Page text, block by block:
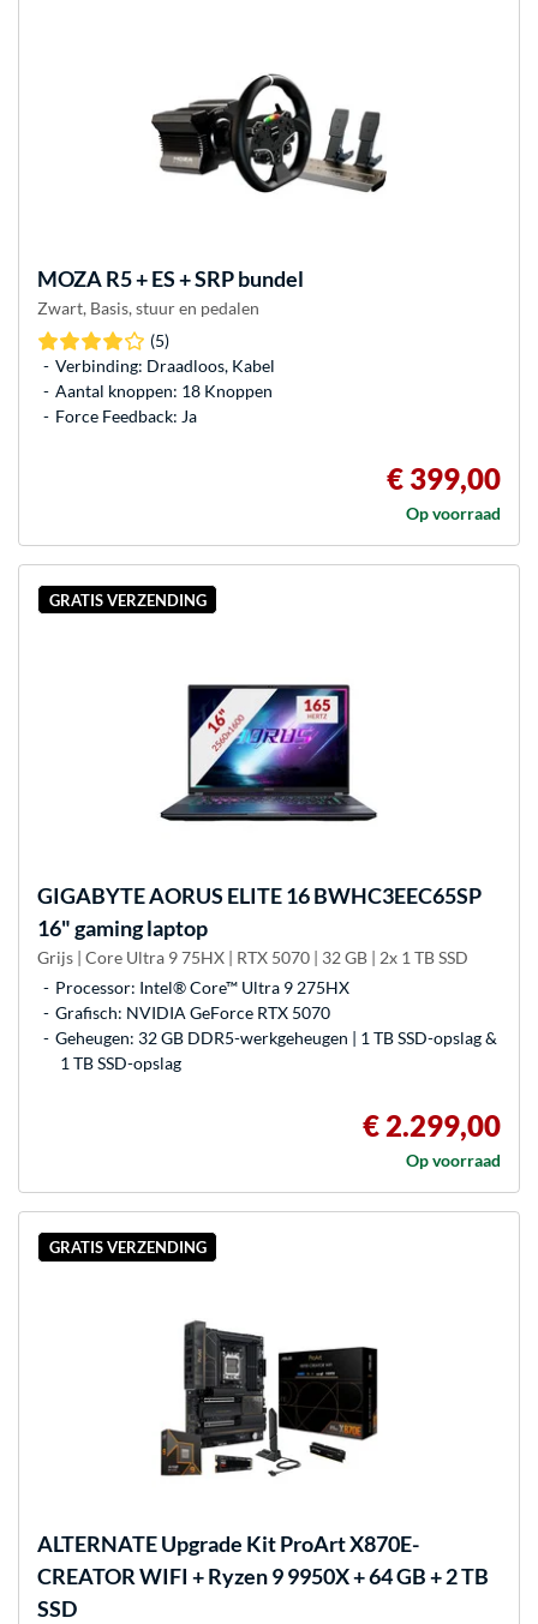
MOZAR5 + ES + SRP bundel
Zwart, Basis, stuur en pedalen
(5)
Verbinding: Draadloos, Kabel
Aantal knoppen: 18 Knoppen
Force Feedback: Ja
€ 399,00
Op voorraad
GRATIS VERZENDING
GIGABYTEAORUS ELITE 16 BWHC3EEC65SP
16" gaming laptop
Grijs | Core Ultra 9 75HX | RTX 5070 | 32 GB | 2x 1 TB SSD
Processor: Intel® Core™ Ultra 9 275HX
Grafisch: NVIDIA GeForce RTX 5070
Geheugen: 32 GB DDR5-werkgeheugen | 1 TB SSD-opslag &
1 TB SSD-opslag
€ 2.299,00
Op voorraad
GRATIS VERZENDING
ALTERNATEUpgrade Kit ProArt X870E-
CREATOR WIFI + Ryzen 9 9950X + 64 GB + 2 TB
SSD